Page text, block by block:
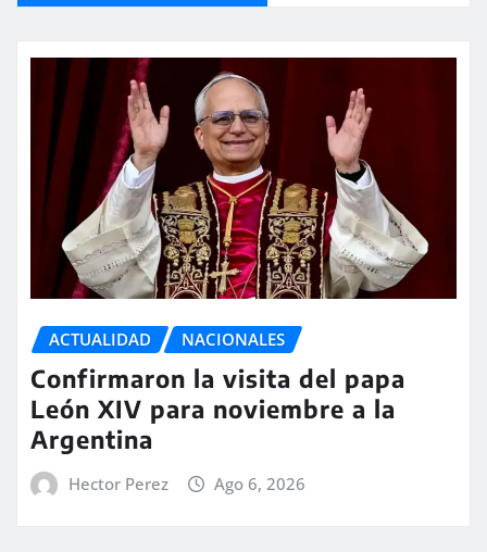
ACTUALIDAD NACIONALES
Confirmaron la visita del papa
León XIV para noviembre a la
Argentina
Hector Perez Ago 6, 2026